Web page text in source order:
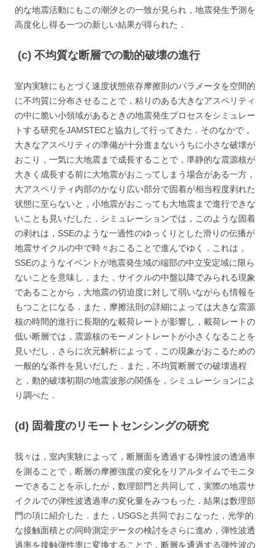
的な地震活動にもこの潮汐との一致が見られ，地震発生予測を
高度化し得る一つの新しい結果が得られた．
(c) 不均質な断層での動的破壊の進行
室内実験にもとづく速度状態依存摩擦則のパラメータを空間的
に不均質に分布させることで，粘りのある大きなアスペリティ
の中に脆い小領域があるときの地震発生プロセスをシミュレー
トする研究をJAMSTECと協力して行ってきた．そのなかで，
大きなアスペリティの準備が十分進まないうちに小さな破壊が
おこり，一気に大地震まで成長することで，準静的な震源核が
大きく成長する前に大地震がおこってしまう場合がある一方，
大アスペリティ内部のかなり広い部分で固着が相当程度剥れた
状態に至らないと，小地震がおこっても大地震まで進行できな
いことも見いだした．シミュレーションでは，このような固着
の剥れは，SSEのような一過性のゆっくりとした滑りの伝播が
地震サイクルの中で時々おこることで進んでゆく．これは，
SSEのようなイベントが地震発生域の端部の中立安定域に限ら
ないことを意味し，また，サイクルの中盤以降でみられる現象
であることから，大地震の切迫度に対して弱いながらも情報を
もつことになる．また，摩擦法則の詳細によっては大きな震源
核の時間的進行に長期的な載荷レートが影響し，載荷レートの
低い断層では，震源核のモーメントレートが小さくなることを
見いだし，さらに次元解析によって，この現象がおこるための
一般的な条件を見いだした．また，不均質断層での破壊過程
と，動的破壊初期の地震波形の関係を，シミュレーションによ
り調べた．
(d) 固着度のリモートセンシングの研究
我々は，室内実験によって，断層面を透過する弾性波の透過率
を測ることで，断層の摩擦強度の変化をリアルタイムでモニタ
ーできることを示したが，数理部門と共同して，実際の地震サ
イクルでの弾性波透過率の変化量をみつもった．結果は数理部
門の項に紹介した．また，USGSと共同でおこなった，光学的
な接触面積との同時測定データの検討をさらに進め，弾性波透
過率を接触弾性率に変換することで，断層を通過する弾性波の